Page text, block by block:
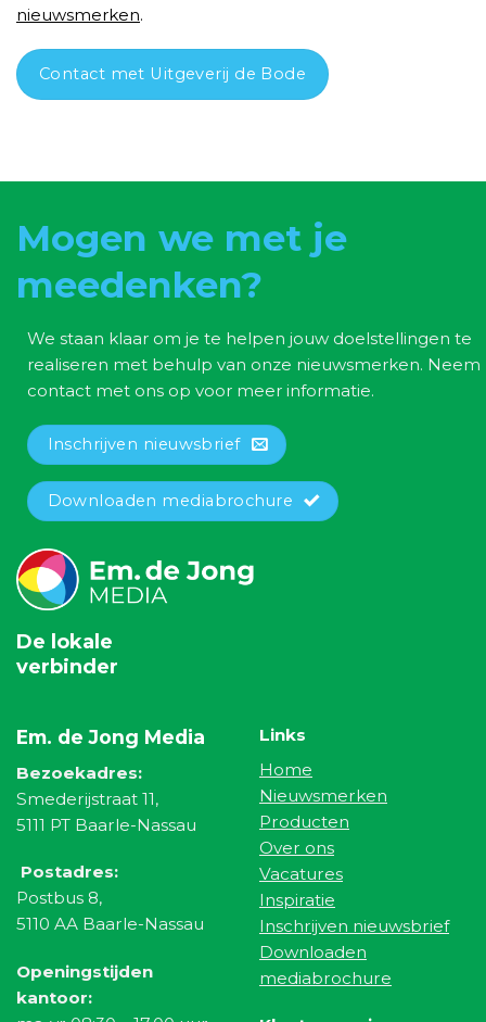
nieuwsmerken.
Contact met Uitgeverij de Bode
Mogen we met je
meedenken?
We staan klaar om je te helpen jouw doelstellingen te
realiseren met behulp van onze nieuwsmerken. Neem
contact met ons op voor meer informatie.
Inschrijven nieuwsbrief
Downloaden mediabrochure
De lokale
verbinder
Em. de Jong Media
Bezoekadres:
Smederijstraat 11,
5111 PT Baarle-Nassau
Postadres:
Postbus 8,
5110 AA Baarle-Nassau
Openingstijden
kantoor:
Links
Home
Nieuwsmerken
Producten
Over ons
Vacatures
Inspiratie
Inschrijven nieuwsbrief
Downloaden
mediabrochure